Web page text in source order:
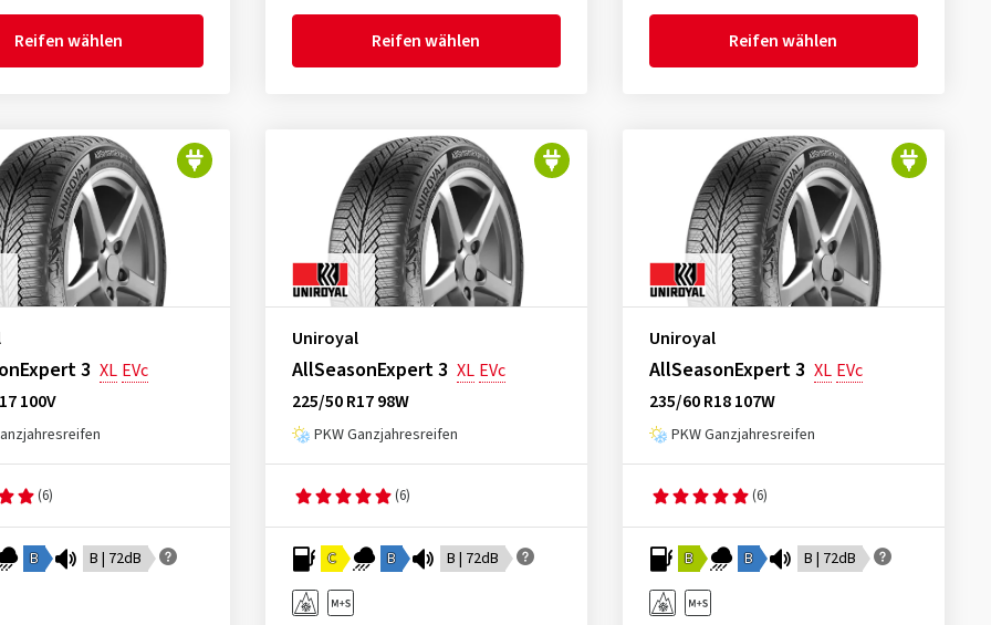
Reifen wählen Reifen wählen Reifen wählen
3 XL EVc
100V
(6)
B B | 72dB
Uniroyal
AllSeasonExpert 3 XL EVc
225/50 R17 98W
PKW Ganzjahresreifen
(6)
C B B | 72dB
Uniroyal
AllSeasonExpert 3 XL EVc
235/60 R18 107W
PKW Ganzjahresreifen
(6)
B B B | 72dB